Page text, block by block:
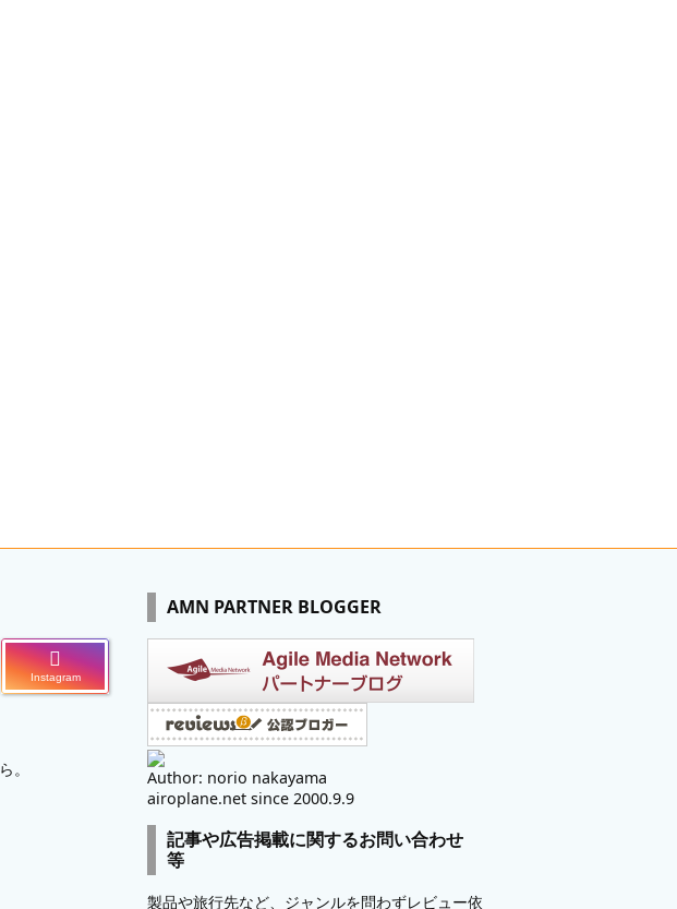
Instagram
。
AMN PARTNER BLOGGER
Author: norio nakayama
airoplane.net since 2000.9.9
記事や広告掲載に関するお問い合わせ
等
製品や旅行先など、ジャンルを問わずレビュー依